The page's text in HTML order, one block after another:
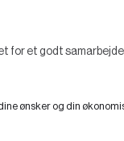
for et godt
ønsker og din